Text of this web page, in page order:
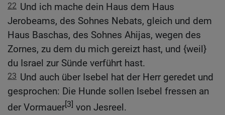
22 Und ich mache dein Haus dem Haus
Jerobeams, des Sohnes Nebats, gleich und dem
Haus Baschas, des Sohnes Ahijas, wegen des
Zornes, zu dem du mich gereizt hast, und {weil}
du Israel zur Sünde verführt hast.
23 Und auch über Isebel hat der Herr geredet und
gesprochen: Die Hunde sollen Isebel fressen an
der Vormauer[3] von Jesreel.